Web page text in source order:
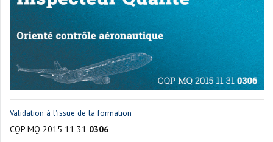
Validation à l'issue de la formation
CQP MQ 2015 11 31 0306